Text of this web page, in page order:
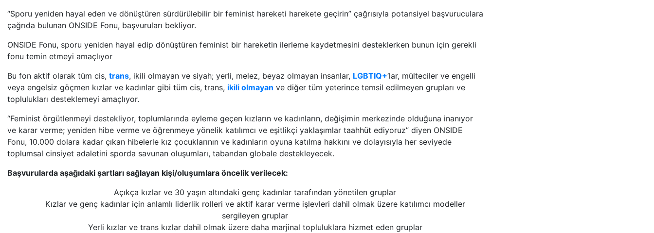
“Sporu yeniden hayal eden ve dönüştüren sürdürülebilir bir feminist hareketi harekete geçirin” çağrısıyla potansiyel başvuruculara
çağrıda bulunan ONSIDE Fonu, başvuruları bekliyor.
ONSIDE Fonu, sporu yeniden hayal edip dönüştüren feminist bir hareketin ilerleme kaydetmesini desteklerken bunun için gerekli
fonu temin etmeyi amaçlıyor
Bu fon aktif olarak tüm cis, trans, ikili olmayan ve siyah; yerli, melez, beyaz olmayan insanlar, LGBTIQ+‘lar, mülteciler ve engelli
veya engelsiz göçmen kızlar ve kadınlar gibi tüm cis, trans, ikili olmayan ve diğer tüm yeterince temsil edilmeyen grupları ve
toplulukları desteklemeyi amaçlıyor.
“Feminist örgütlenmeyi destekliyor, toplumlarında eyleme geçen kızların ve kadınların, değişimin merkezinde olduğuna inanıyor
ve karar verme; yeniden hibe verme ve öğrenmeye yönelik katılımcı ve eşitlikçi yaklaşımlar taahhüt ediyoruz” diyen ONSIDE
Fonu, 10.000 dolara kadar çıkan hibelerle kız çocuklarının ve kadınların oyuna katılma hakkını ve dolayısıyla her seviyede
toplumsal cinsiyet adaletini sporda savunan oluşumları, tabandan globale destekleyecek.
Başvurularda aşağıdaki şartları sağlayan kişi/oluşumlara öncelik verilecek:
Açıkça kızlar ve 30 yaşın altındaki genç kadınlar tarafından yönetilen gruplar
Kızlar ve genç kadınlar için anlamlı liderlik rolleri ve aktif karar verme işlevleri dahil olmak üzere katılımcı modeller
sergileyen gruplar
Yerli kızlar ve trans kızlar dahil olmak üzere daha marjinal topluluklara hizmet eden gruplar